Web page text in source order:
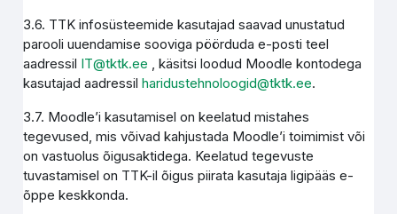
3.6. TTK infosüsteemide kasutajad saavad unustatud
parooli uuendamise sooviga pöörduda e-posti teel
aadressil IT@tktk.ee , käsitsi loodud Moodle kontodega
kasutajad aadressilharidustehnoloogid@tktk.ee.
3.7. Moodle’i kasutamisel on keelatud mistahes
tegevused, mis võivad kahjustada Moodle’i toimimist või
on vastuolus õigusaktidega. Keelatud tegevuste
tuvastamisel on TTK-il õigus piirata kasutaja ligipääs e-
õppe keskkonda.